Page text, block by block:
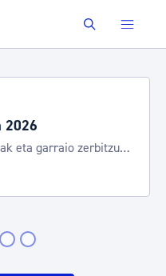
Buscar
2026
eta garraio zerbitzu